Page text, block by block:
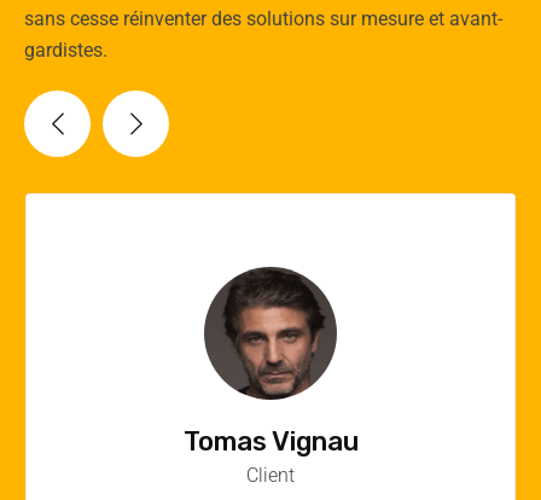
sans cesse réinventer des solutions sur mesure et avant-
gardistes.
Vincent Quere
Client